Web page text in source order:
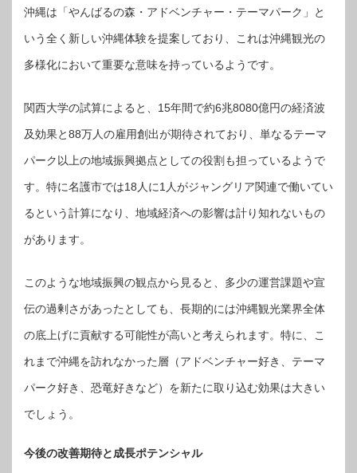
沖縄は「やんばるの森・アドベンチャー・テーマパーク」と
いう全く新しい沖縄体験を提案しており、これは沖縄観光の
多様化において重要な意味を持っているようです。
関西大学の試算によると、15年間で約6兆8080億円の経済波
及効果と88万人の雇用創出が期待されており、単なるテーマ
パーク以上の地域振興拠点としての役割も担っているようで
す。特に名護市では18人に1人がジャングリア関連で働いてい
るという計算になり、地域経済への影響は計り知れないもの
があります。
このような地域振興の観点から見ると、多少の運営課題や宣
伝の過剰さがあったとしても、長期的には沖縄観光業界全体
の底上げに貢献する可能性が高いと考えられます。特に、こ
れまで沖縄を訪れなかった層（アドベンチャー好き、テーマ
パーク好き、恐竜好きなど）を新たに取り込む効果は大きい
でしょう。
今後の改善期待と成長ポテンシャル